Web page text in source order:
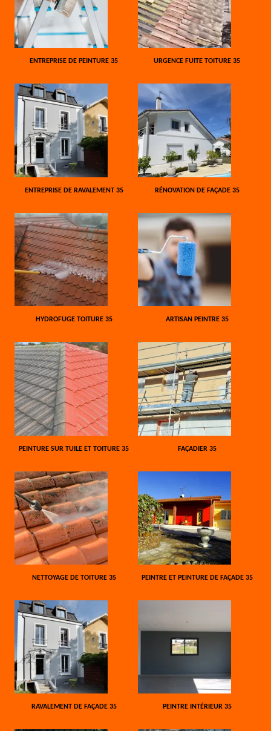
ENTREPRISE DE PEINTURE 35 URGENCE FUITE TOITURE 35
ENTREPRISE DE RAVALEMENT 35 RÉNOVATION DE FAÇADE 35
HYDROFUGE TOITURE 35 ARTISAN PEINTRE 35
PEINTURE SUR TUILE ET TOITURE 35 FAÇADIER 35
NETTOYAGE DE TOITURE 35 PEINTRE ET PEINTURE DE FAÇADE 35
RAVALEMENT DE FAÇADE 35 PEINTRE INTÉRIEUR 35